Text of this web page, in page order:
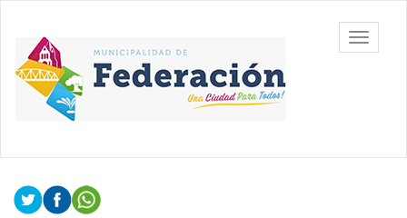
contenido
principal
Municipalidad
de
Federación,
Entre Ríos
barra
Contenido